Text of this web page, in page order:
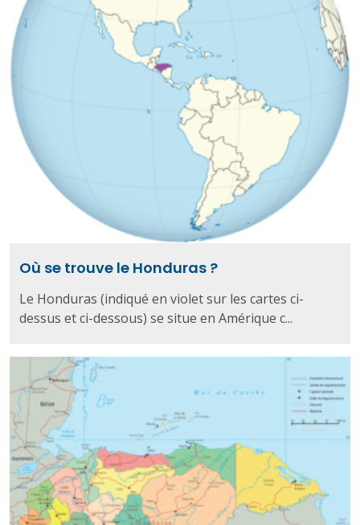
Où se trouve le Honduras ?
Le Honduras (indiqué en violet sur les cartes ci-
dessus et ci-dessous) se situe en Amérique c...